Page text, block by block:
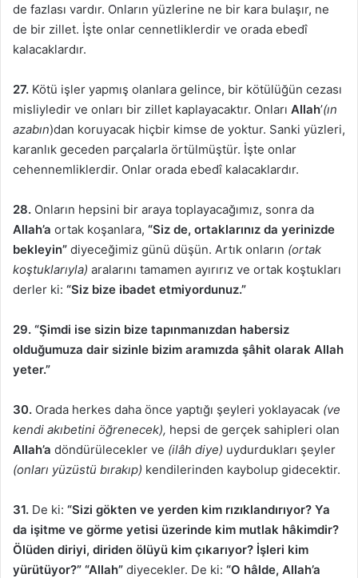
de fazlası vardır. Onların yüzlerine ne bir kara bulaşır, ne
de bir zillet. İşte onlar cennetliklerdir ve orada ebedî
kalacaklardır.
27. Kötü işler yapmış olanlara gelince, bir kötülüğün cezası
misliyledir ve onları bir zillet kaplayacaktır. Onları Allah’(ın
azabın)dan koruyacak hiçbir kimse de yoktur. Sanki yüzleri,
karanlık geceden parçalarla örtülmüştür. İşte onlar
cehennemliklerdir. Onlar orada ebedî kalacaklardır.
28. Onların hepsini bir araya toplayacağımız, sonra da
Allah’a ortak koşanlara, “Siz de, ortaklarınız da yerinizde
bekleyin” diyeceğimiz günü düşün. Artık onların (ortak
koştuklarıyla) aralarını tamamen ayırırız ve ortak koştukları
derler ki: “Siz bize ibadet etmiyordunuz.”
29. “Şimdi ise sizin bize tapınmanızdan habersiz
olduğumuza dair sizinle bizim aramızda şâhit olarak Allah
yeter.”
30. Orada herkes daha önce yaptığı şeyleri yoklayacak (ve
kendi akıbetini öğrenecek), hepsi de gerçek sahipleri olan
Allah’a döndürülecekler ve (ilâh diye) uydurdukları şeyler
(onları yüzüstü bırakıp) kendilerinden kaybolup gidecektir.
31. De ki: “Sizi gökten ve yerden kim rızıklandırıyor? Ya
da işitme ve görme yetisi üzerinde kim mutlak hâkimdir?
Ölüden diriyi, diriden ölüyü kim çıkarıyor? İşleri kim
yürütüyor?” “Allah” diyecekler. De ki: “O hâlde, Allah’a